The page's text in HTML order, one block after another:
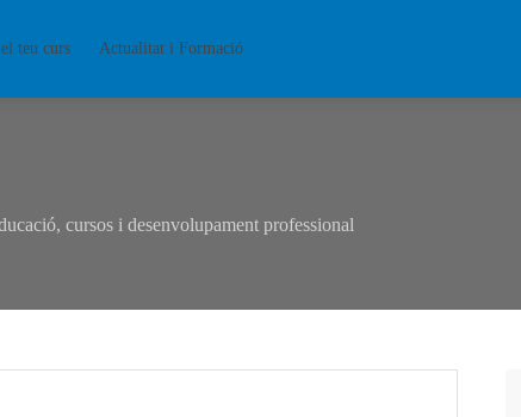
teu curs Actualitat i Formació
cursos i desenvolupament professional